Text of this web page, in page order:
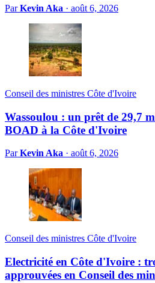
ParKevin Aka · août 6, 2026
Conseil des ministres Côte d'Ivoire
Wassoulou : un prêt de 29,7
BOAD à la Côte d'Ivoire
ParKevin Aka · août 6, 2026
Conseil des ministres Côte d'Ivoire
Electricité en Côte d'Ivoire :
approuvées en Conseil des